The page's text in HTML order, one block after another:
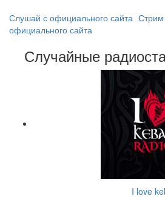
Слушай с официального сайта Стрим
официального сайта
Случайные
I love